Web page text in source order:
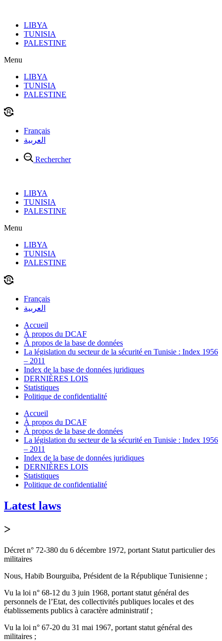
contenuLIBYA
TUNISIA
PALESTINE
Menu
LIBYA
TUNISIA
PALESTINE
Français
العربية
Rechercher
LIBYA
TUNISIA
PALESTINE
Menu
LIBYA
TUNISIA
PALESTINE
Français
العربية
Accueil
À propos du DCAF
À propos de la base de données
La législation du secteur de la sécurité en Tunisie : Index 1956
– 2011
Index de la base de données juridiques
DERNIÈRES LOIS
Statistiques
Politique de confidentialité
Accueil
À propos du DCAF
À propos de la base de données
La législation du secteur de la sécurité en Tunisie : Index 1956
– 2011
Index de la base de données juridiques
DERNIÈRES LOIS
Statistiques
Politique de confidentialité
Latest laws
>
Décret n° 72-380 du 6 décembre 1972, portant Statut particulier des
militaires
Nous, Habib Bourguiba, Président de la République Tunisienne ;
Vu la loi n° 68-12 du 3 juin 1968, portant statut général des
personnels de l’Etat, des collectivités publiques locales et des
établissements publics à caractère administratif ;
Vu la loi n° 67-20 du 31 mai 1967, portant statut général des
militaires ;